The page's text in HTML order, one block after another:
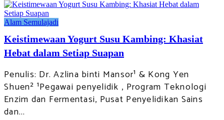
Alam Semulajadi
Keistimewaan Yogurt Susu Kambing: Khasiat
Hebat dalam Setiap Suapan
Penulis: Dr. Azlina binti Mansor¹ & Kong Yen
Shuen² ¹Pegawai penyelidik , Program Teknologi
Enzim dan Fermentasi, Pusat Penyelidikan Sains
dan...